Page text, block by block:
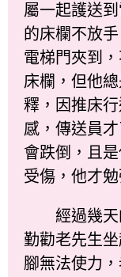
屬一起護送
的床欄不放
電梯門夾到
床欄，但他
釋，因推床
感，傳送員
會跌倒，且
受傷，他才
經過幾天
勤勸老先生
腳無法使力